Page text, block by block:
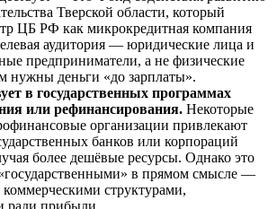
Тверской области, который
ЦБ РФ как микрокредитная компания
аудитория — юридические лица и
предприниматели, а не физические
нужны деньги «до зарплаты».
в государственных программах
или рефинансирования. Некоторые
организации привлекают
банков или корпораций
более дешёвые ресурсы. Однако это
в прямом смысле —
структурами,